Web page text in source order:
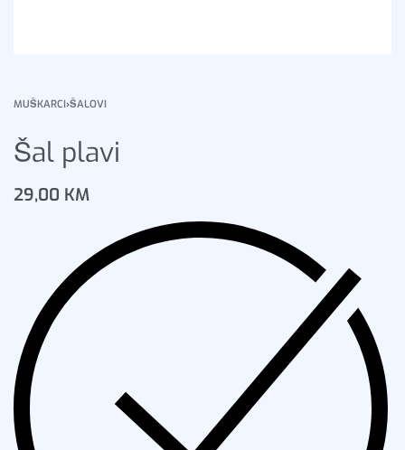
MUŠKARCI›ŠALOVI
Šal plavi
29,00 KM